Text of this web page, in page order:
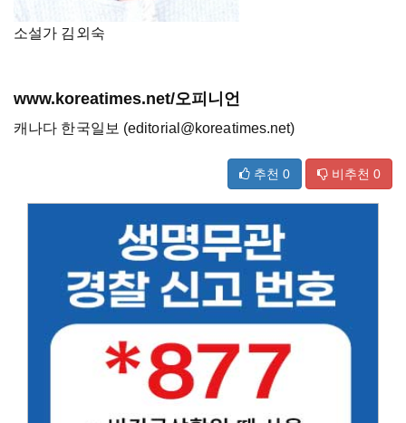
소설가 김외숙
www.koreatimes.net/오피니언
캐나다 한국일보 (editorial@koreatimes.net)
추천 0 비추천 0